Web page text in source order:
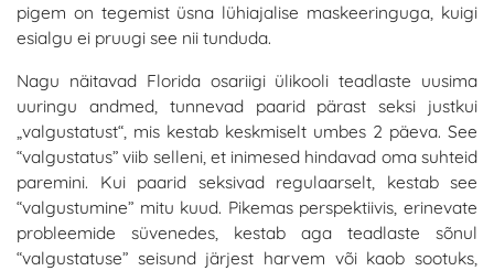
pigem on tegemist üsna lühiajalise maskeeringuga, kuigi
esialgu ei pruugi see nii tunduda.
Nagu näitavad Florida osariigi ülikooli teadlaste uusima
uuringu andmed, tunnevad paarid pärast seksi justkui
„valgustatust“, mis kestab keskmiselt umbes 2 päeva. See
“valgustatus” viib selleni, et inimesed hindavad oma suhteid
paremini. Kui paarid seksivad regulaarselt, kestab see
“valgustumine” mitu kuud. Pikemas perspektiivis, erinevate
probleemide süvenedes, kestab aga teadlaste sõnul
“valgustatuse” seisund järjest harvem või kaob sootuks,